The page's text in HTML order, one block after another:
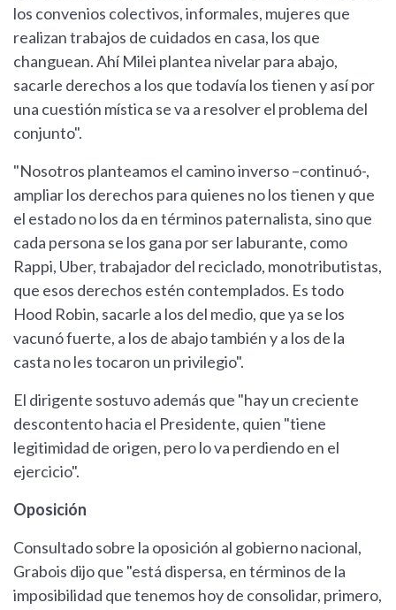
los convenios colectivos, informales, mujeres que
realizan trabajos de cuidados en casa, los que
changuean. Ahí Milei plantea nivelar para abajo,
sacarle derechos a los que todavía los tienen y así por
una cuestión mística se va a resolver el problema del
conjunto".
"Nosotros planteamos el camino inverso –continuó-,
ampliar los derechos para quienes no los tienen y que
el estado no los da en términos paternalista, sino que
cada persona se los gana por ser laburante, como
Rappi, Uber, trabajador del reciclado, monotributistas,
que esos derechos estén contemplados. Es todo
Hood Robin, sacarle a los del medio, que ya se los
vacunó fuerte, a los de abajo también y a los de la
casta no les tocaron un privilegio".
El dirigente sostuvo además que "hay un creciente
descontento hacia el Presidente, quien "tiene
legitimidad de origen, pero lo va perdiendo en el
ejercicio".
Oposición
Consultado sobre la oposición al gobierno nacional,
Grabois dijo que "está dispersa, en términos de la
imposibilidad que tenemos hoy de consolidar, primero,